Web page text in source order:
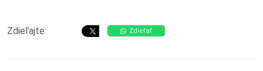
Zdieľajte: Zdieľať